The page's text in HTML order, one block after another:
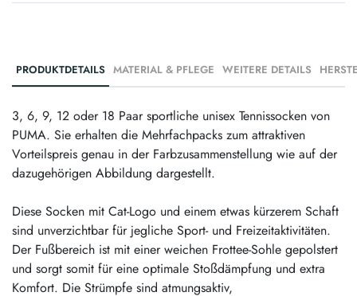
PRODUKTDETAILS MATERIAL & PFLEGE WEITERE DETAILS
3, 6, 9, 12 oder 18 Paar sportliche unisex Tennissocken von
PUMA. Sie erhalten die Mehrfachpacks zum attraktiven
Vorteilspreis genau in der Farbzusammenstellung wie auf der
dazugehörigen Abbildung dargestellt.
Diese Socken mit Cat-Logo und einem etwas kürzerem Schaft
sind unverzichtbar für jegliche Sport- und Freizeitaktivitäten.
Der Fußbereich ist mit einer weichen Frottee-Sohle gepolstert
und sorgt somit für eine optimale Stoßdämpfung und extra
Komfort. Die Strümpfe sind atmungsaktiv,